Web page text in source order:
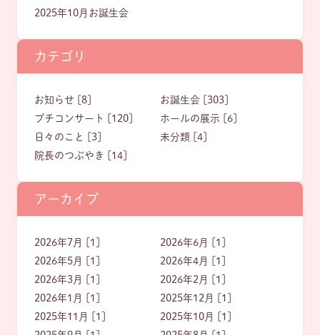
2025年10月お誕生会
カテゴリ
お知らせ [8]
お誕生会 [303]
プチコンサート [120]
ホールの展示 [6]
日々のこと [3]
未分類 [4]
院長のつぶやき [14]
アーカイブ
2026年7月 [1]
2026年6月 [1]
2026年5月 [1]
2026年4月 [1]
2026年3月 [1]
2026年2月 [1]
2026年1月 [1]
2025年12月 [1]
2025年11月 [1]
2025年10月 [1]